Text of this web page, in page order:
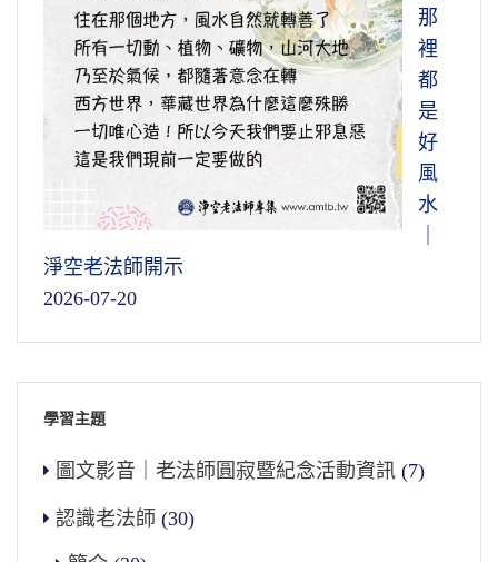
那
裡
都
是
好
風
水
淨空老法師開示
2026-07-20
學習主題
圖文影音｜老法師圓寂暨紀念活動資訊 (7)
認識老法師 (30)